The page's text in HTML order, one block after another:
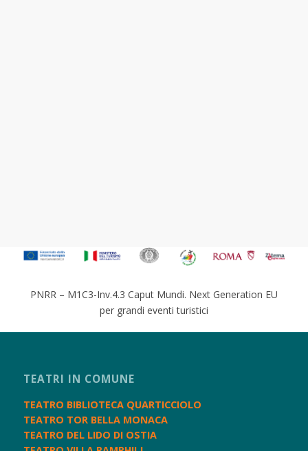
PNRR – M1C3-Inv.4.3 Caput Mundi. Next Generation EU
per grandi eventi turistici
TEATRI IN COMUNE
TEATRO BIBLIOTECA QUARTICCIOLO
TEATRO TOR BELLA MONACA
TEATRO DEL LIDO DI OSTIA